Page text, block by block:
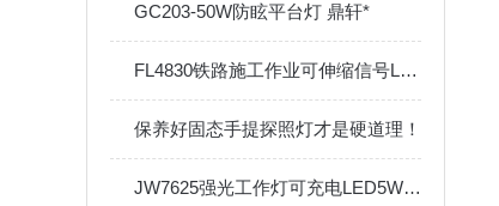
GC203-50W防眩平台灯 鼎轩*
FL4830铁路施工作业可伸缩信号LED警示灯
保养好固态手提探照灯才是硬道理！
JW7625强光工作灯可充电LED5W防水便携应急手电筒Type-c接口